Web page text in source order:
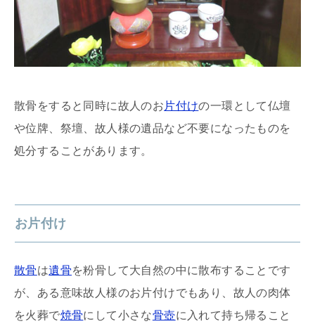
散骨をすると同時に故人のお 片付けの一環として仏壇
や位牌、祭壇、故人様の遺品など不要になったものを
処分することがあります。
お片付け
散骨は遺骨を粉骨して大自然の中に散布することです
が、ある意味故人様のお片付けでもあり、故人の肉体
を火葬で焼骨にして小さな骨壺に入れて持ち帰ること